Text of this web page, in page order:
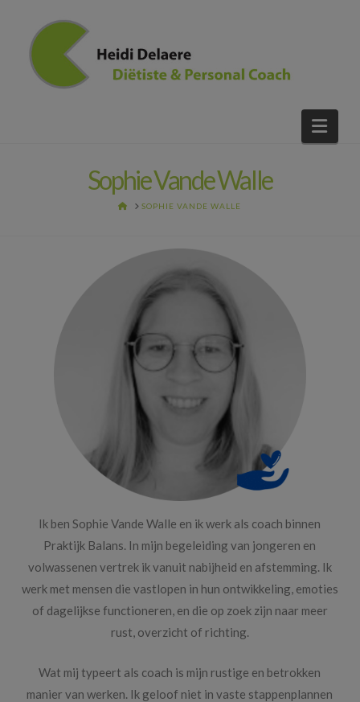
Sophie Vande Walle
HOME
SOPHIE VANDE WALLE
Ik ben Sophie Vande Walle en ik werk als coach binnen
Praktijk Balans. In mijn begeleiding van jongeren en
volwassenen vertrek ik vanuit nabijheid en afstemming. Ik
werk met mensen die vastlopen in hun ontwikkeling, emoties
of dagelijkse functioneren, en die op zoek zijn naar meer
rust, overzicht of richting.
Wat mij typeert als coach is mijn rustige en betrokken
manier van werken. Ik geloof niet in vaste stappenplannen